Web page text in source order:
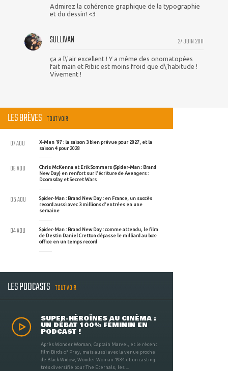
Admirez la cohérence graphique de la typographie
et du dessin! <3
27 JUIN 2011
SULLIVAN
ça a l\'air excellent ! Y a même des onomatopées
fait main et Ribic est moins froid que d\'habitude !
Vivement !
LES BRÈVES TOUT VOIR
X-Men '97 : la saison 3 bien prévue pour 2027, et la
saison 4 pour 2028
07 AOU
Chris McKenna et Erik Sommers (Spider-Man : Brand
New Day) en renfort sur l'écriture de Avengers :
Doomsday et Secret Wars
06 AOU
Spider-Man : Brand New Day : en France, un succès
record aussi avec 3 millions d'entrées en une
semaine
05 AOU
Spider-Man : Brand New Day : comme attendu, le film
de Destin Daniel Cretton dépasse le milliard au box-
office en un temps record
04 AOU
LES PODCASTS TOUT VOIR
SUPER-HÉROÏNES AU CINÉMA :
UN DÉBAT 100% FÉMININ EN
PODCAST !
Après Wonder Woman, Captain Marvel, et le récent
film Birds of Prey, mais aussi avec la venue proche
de Black Widow, Wonder Woman 1984 et un casting
très diversifié pour The Eternals, les ...